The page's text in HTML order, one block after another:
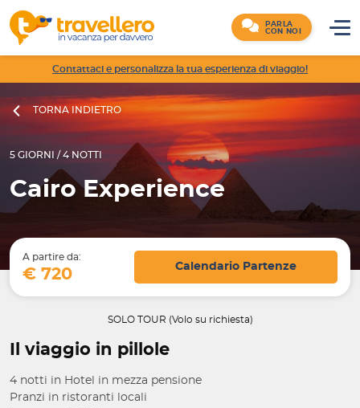
PARLA
CON NOI
Contattaci e personalizza la tua esperienza di viaggio!
TORNA INDIETRO
5 GIORNI / 4 NOTTI
Cairo Experience
A partire da:
€ 720 Calendario Partenze
SOLO TOUR (Volo su richiesta)
Il viaggio in pillole
4 notti in Hotel in mezza pensione
Pranzi in ristoranti locali